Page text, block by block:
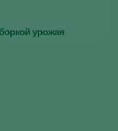
урожая